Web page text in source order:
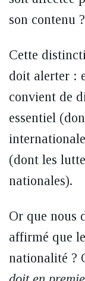
son contenu ?
Cette
doit alerter :
convient de
essentiel
(dont les
nationales).
Or que nous
affirmé que
nationalité ?